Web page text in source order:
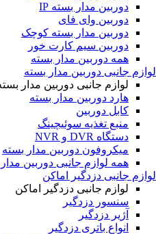
دوربین مدار بسته IP
دوربین وای فای
دوربین مدار بسته کوچک
دوربین سیم کارت خور
همه دوربین مدار بسته
لوازم جانبی دوربین مدار بسته
لوازم جانبی دوربین مدار
هارد دوربین مدار بسته
کابل دوربین
منبع تغذیه سوئیچینگ
دستگاه DVR و NVR
میکروفون دوربین مدار بسته
همه لوازم جانبی دوربین
لوازم جانبی دزدگیر اماکن
لوازم جانبی دزدگیر اماکن
سنسور دزدگیر
آژیر دزدگیر
انواع باتری دزدگیر